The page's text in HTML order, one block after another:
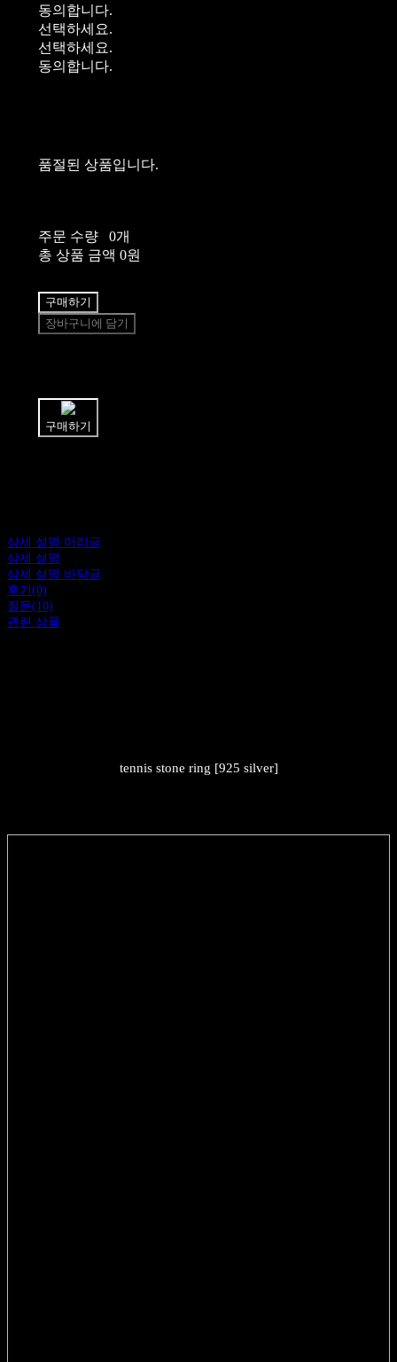
동의합니다.
선택하세요.
선택하세요.
동의합니다.
품절된 상품입니다.
주문 수량
0개
총 상품 금액 0원
구매하기
장바구니에 담기
구매하기
상세 설명 머리글
상세 설명
상세 설명 바닥글
후기(0)
질문(10)
관련 상품
tennis stone ring [925 silver]